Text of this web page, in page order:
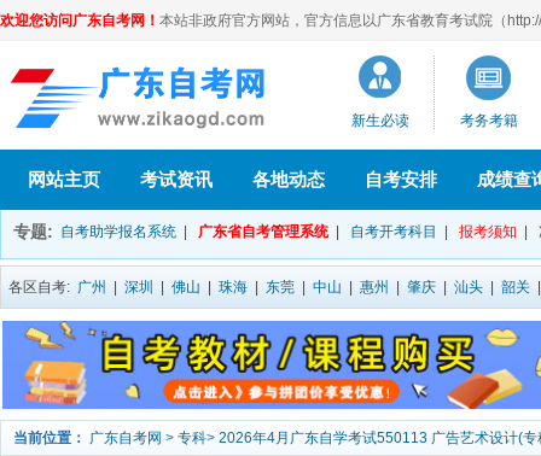
欢迎您访问广东自考网！ 本站非政府官方网站，官方信息以广东省教育考试院（
新生必读 考务考籍
网站主页 考试资讯 各地动态 自考安排 成绩查
专题: 自考助学报名系统 广东省自考管理系统 自考开考科目 报考须知
各区自考: 广州 深圳 佛山 珠海 东莞 中山 惠州 肇庆 汕头 韶关
当前位置： 广东自考网 > 专科> 2026年4月广东自学考试550113 广告艺术设计(专